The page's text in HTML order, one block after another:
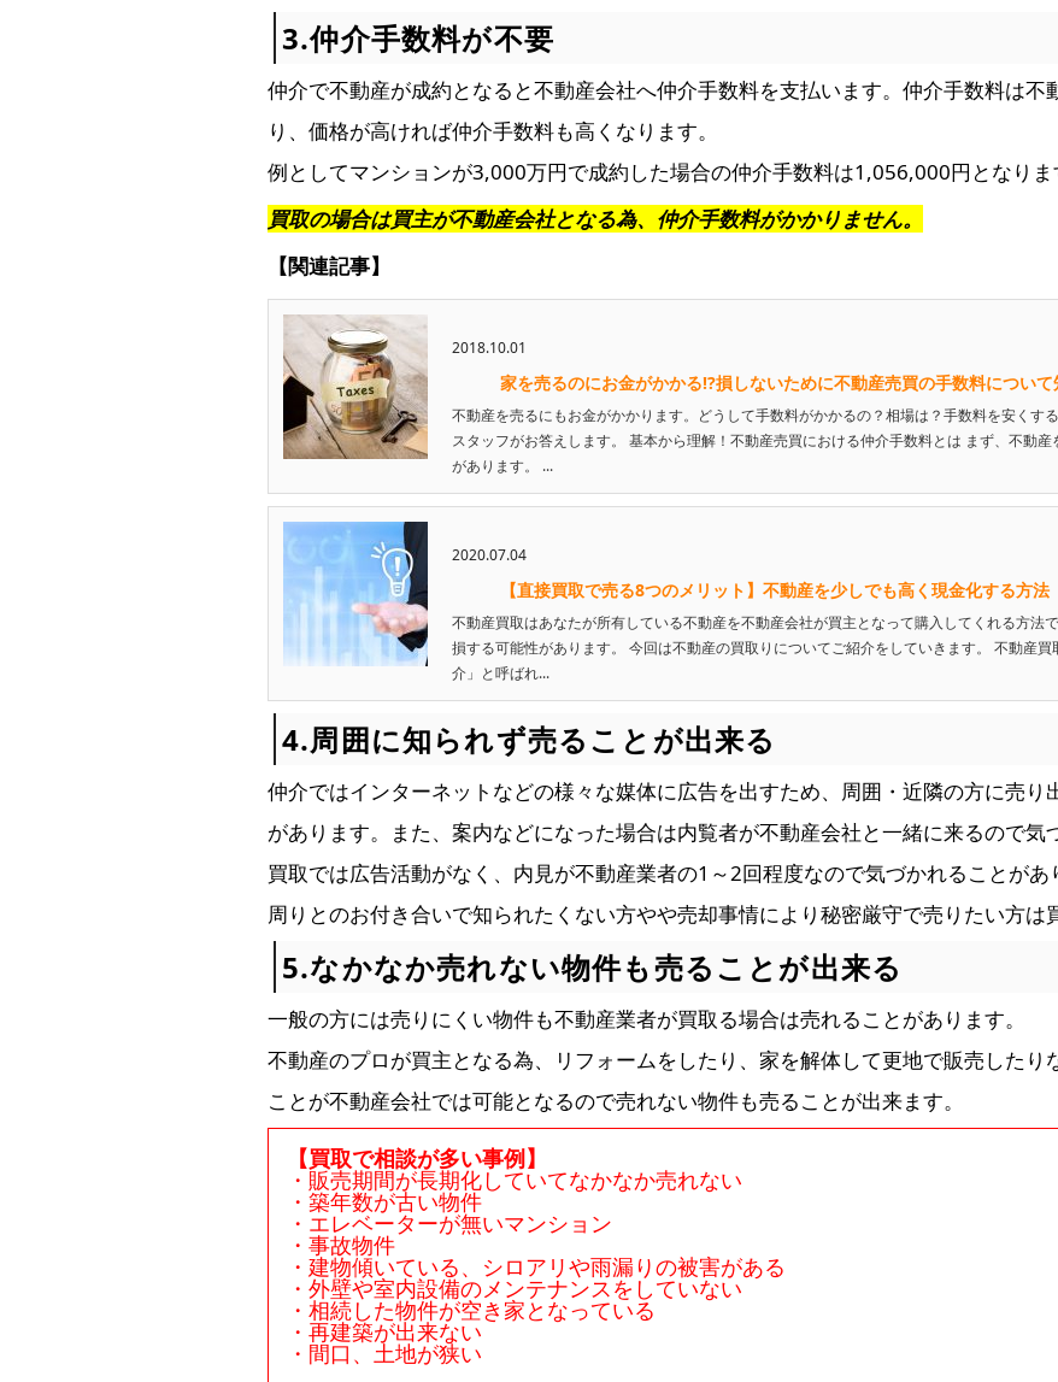
3.仲介手数料が不要
仲介で不動産が成約となると不動産会社へ仲介手数料を支払います。仲介手数料は不
り、価格が高ければ仲介手数料も高くなります。
例としてマンションが3,000万円で成約した場合の仲介手数料は1,056,000円となりま
買取の場合は買主が不動産会社となる為、仲介手数料がかかりません。
【関連記事】
2018.10.01
家を売るのにお金がかかる!?損しないために不動産売買の手数料について
不動産を売るにもお金がかかります。どうして手数料がかかるの？相場は？手数料を安くす
スタッフがお答えします。 基本から理解！不動産売買における仲介手数料とは まず、不動
があります。 ...
2020.07.04
【直接買取で売る8つのメリット】不動産を少しでも高く現金化する方法
不動産買取はあなたが所有している不動産を不動産会社が買主となって購入してくれる方法
損する可能性があります。 今回は不動産の買取りについてご紹介をしていきます。 不動産
介」と呼ばれ...
4.周囲に知られず売ることが出来る
仲介ではインターネットなどの様々な媒体に広告を出すため、周囲・近隣の方に売り
があります。また、案内などになった場合は内覧者が不動産会社と一緒に来るので気
買取では広告活動がなく、内見が不動産業者の1～2回程度なので気づかれることがあ
周りとのお付き合いで知られたくない方やや売却事情により秘密厳守で売りたい方は
5.なかなか売れない物件も売ることが出来る
一般の方には売りにくい物件も不動産業者が買取る場合は売れることがあります。
不動産のプロが買主となる為、リフォームをしたり、家を解体して更地で販売したり
ことが不動産会社では可能となるので売れない物件も売ることが出来ます。
【買取で相談が多い事例】
・販売期間が長期化していてなかなか売れない
・築年数が古い物件
・エレベーターが無いマンション
・事故物件
・建物傾いている、シロアリや雨漏りの被害がある
・外壁や室内設備のメンテナンスをしていない
・相続した物件が空き家となっている
・再建築が出来ない
・間口、土地が狭い